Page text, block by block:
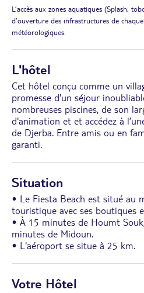
L’accès aux zones aquatiques (Splash,
d’ouverture des infrastructures de
météorologiques.
L'hôtel
Cet hôtel conçu comme un
promesse d'un séjour
nombreuses piscines, de son
d'animation et et accédez à
de Djerba. Entre amis ou en
garanti.
Situation
• Le Fiesta Beach est situé au
touristique avec ses boutiques
• À 15 minutes de Houmt
minutes de Midoun.
• L'aéroport se situe à 25 km.
Votre Hôtel